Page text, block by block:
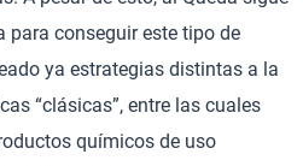
conseguir este tipo de
ya estrategias distintas a la
“clásicas”, entre las cuales
químicos de uso